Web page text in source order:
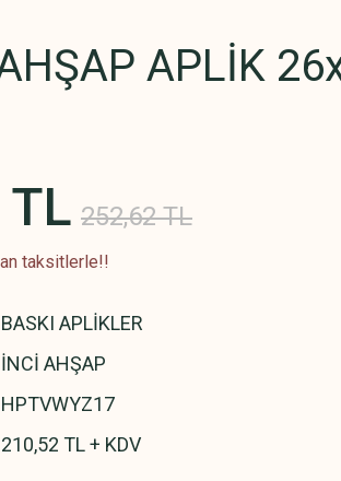
APLİK
252,62 TL
taksitlerle!!
BASKI APLİKLER
İNCİ AHŞAP
HPTVWYZ17
210,52 TL + KDV